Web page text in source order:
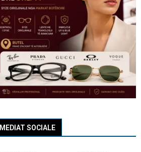
MEDIAT SOCIALE